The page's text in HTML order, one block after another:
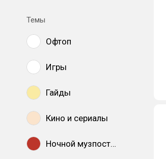
Темы
Офтоп
Игры
Гайды
Кино и сериалы
Ночной музпостинг